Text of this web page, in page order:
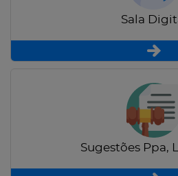
Sala
Sugestões Ppa,